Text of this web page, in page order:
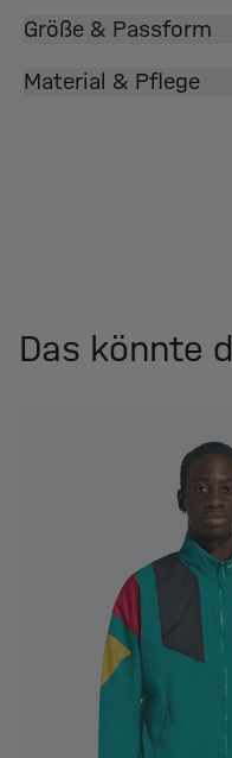
Größe & Passform
Material & Pflege
Das könnte